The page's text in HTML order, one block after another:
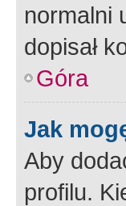
normalni
dopisał
Góra
Jak
Aby
profilu.